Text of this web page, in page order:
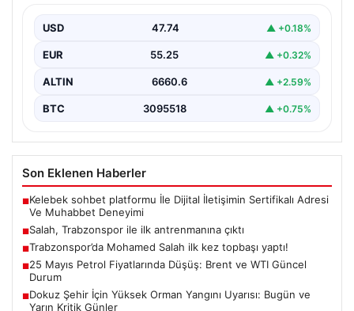
USD 47.74 ▲ +0.18%
EUR 55.25 ▲ +0.32%
ALTIN 6660.6 ▲ +2.59%
BTC 3095518 ▲ +0.75%
Son Eklenen Haberler
■Kelebek sohbet platformu İle Dijital İletişimin Sertifikalı Adresi
Ve Muhabbet Deneyimi
■Salah, Trabzonspor ile ilk antrenmanına çıktı
■Trabzonspor’da Mohamed Salah ilk kez topbaşı yaptı!
■25 Mayıs Petrol Fiyatlarında Düşüş: Brent ve WTI Güncel
Durum
■Dokuz Şehir İçin Yüksek Orman Yangını Uyarısı: Bugün ve
Yarın Kritik Günler